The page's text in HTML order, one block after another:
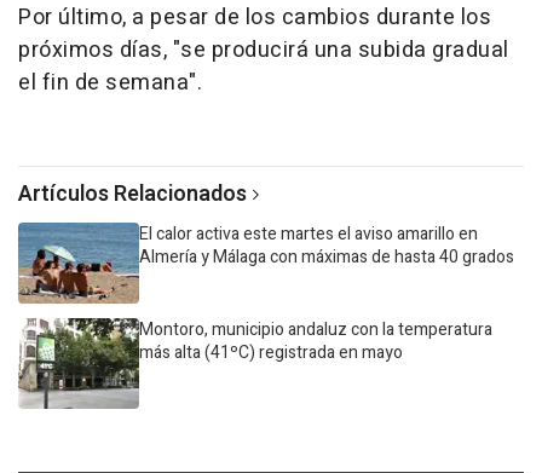
Por último, a pesar de los cambios durante los
próximos días, "se producirá una subida gradual
el fin de semana".
Artículos Relacionados
El calor activa este martes el aviso amarillo en
Almería y Málaga con máximas de hasta 40 grados
Montoro, municipio andaluz con la temperatura
más alta (41ºC) registrada en mayo